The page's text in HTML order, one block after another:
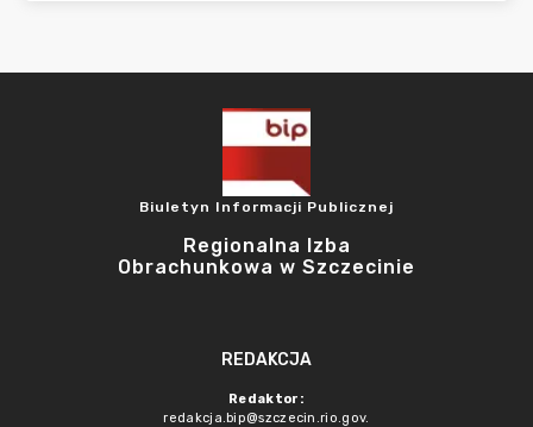
Biuletyn Informacji Publicznej
Regionalna Izba
Obrachunkowa w Szczecinie
REDAKCJA
Redaktor:
redakcja.bip@szczecin.rio.gov.